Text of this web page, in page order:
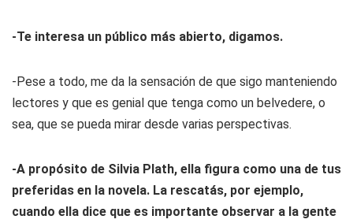
-Te interesa un público más abierto, digamos.
-Pese a todo, me da la sensación de que sigo manteniendo
lectores y que es genial que tenga como un belvedere, o
sea, que se pueda mirar desde varias perspectivas.
-A propósito de Silvia Plath, ella figura como una de tus
preferidas en la novela. La rescatás, por ejemplo,
cuando ella dice que es importante observar a la gente